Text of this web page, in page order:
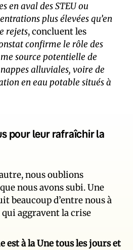
en aval des STEU ou
plus élevées qu’en
rejets, concluent les
confirme le rôle des
source potentielle de
alluviales, voire de
en eau potable situés à
pour leur rafraîchir la
nous oublions
nous avons subi. Une
beaucoup d’entre nous à
aggravent la crise
est à la Une tous les jours et